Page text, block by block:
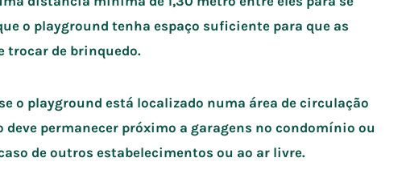
o playground tenha espaço suficiente para que as
trocar de brinquedo.
o playground está localizado numa área de circulação
deve permanecer próximo a garagens no condomínio ou
de outros estabelecimentos ou ao ar livre.